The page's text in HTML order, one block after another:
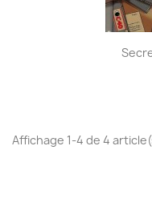
Affichage 1-4 de 4